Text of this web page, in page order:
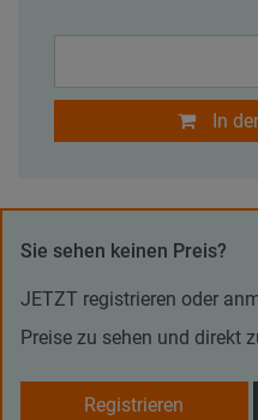
In
Sie sehen keinen Preis?
JETZT registrieren oder
Preise zu sehen und direkt
Registrieren